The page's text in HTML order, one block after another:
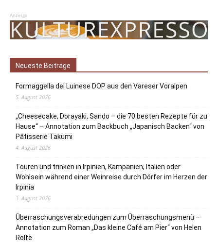
Anzeige
Neueste Beiträge
Formaggella del Luinese DOP aus den Vareser Voralpen
5. August 2026
„Cheesecake, Dorayaki, Sando – die 70 besten Rezepte für zu
Hause“ – Annotation zum Backbuch „Japanisch Backen“ von
Pâtisserie Takumi
4. August 2026
Touren und trinken in Irpinien, Kampanien, Italien oder
Wohlsein während einer Weinreise durch Dörfer im Herzen der
Irpinia
3. August 2026
Überraschungsverabredungen zum Überraschungsmenü –
Annotation zum Roman „Das kleine Café am Pier“ von Helen
Rolfe